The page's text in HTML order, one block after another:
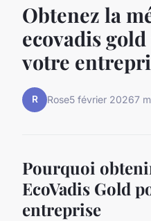
Obtenez la
ecovadis
votre
R Rose5 février 20267
Pourquoi
EcoVadis Gold
entreprise